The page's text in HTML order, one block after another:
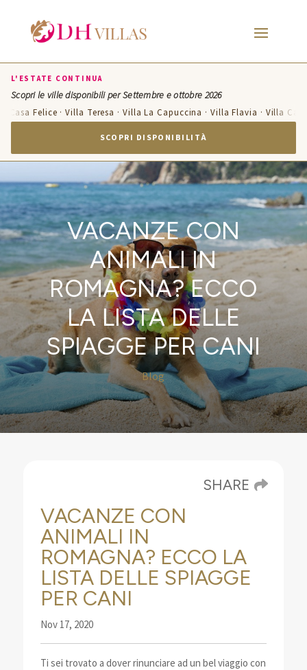
L'ESTATE CONTINUA
Scopri le ville disponibili per Settembre e ottobre 2026
· Villa Teresa · Villa La Capuccina · Villa Flavia · Villa
SCOPRI DISPONIBILITÀ
VACANZE CON
ANIMALI IN
ROMAGNA? ECCO
LA LISTA DELLE
SPIAGGE PER CANI
Blog
SHARE
VACANZE CON
ANIMALI IN
ROMAGNA? ECCO LA
LISTA DELLE SPIAGGE
PER CANI
Nov 17, 2020
Ti sei trovato a dover rinunciare ad un bel viaggio con